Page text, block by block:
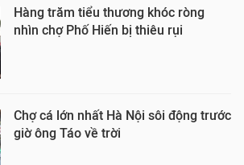
Hàng trăm tiểu thương khóc ròng
nhìn chợ Phố Hiến bị thiêu rụi
Chợ cá lớn nhất Hà Nội sôi động trước
giờ ông Táo về trời